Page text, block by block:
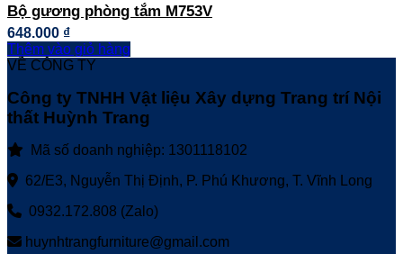
Bộ gương phòng tắm M753V
648.000 ₫
Thêm vào giỏ hàng
VỀ CÔNG TY
Công ty TNHH Vật liệu Xây dựng Trang trí Nội
thất Huỳnh Trang
Mã số doanh nghiệp: 1301118102
62/E3, Nguyễn Thị Định, P. Phú Khương, T. Vĩnh Long
0932.172.808 (Zalo)
huynhtrangfurniture@gmail.com